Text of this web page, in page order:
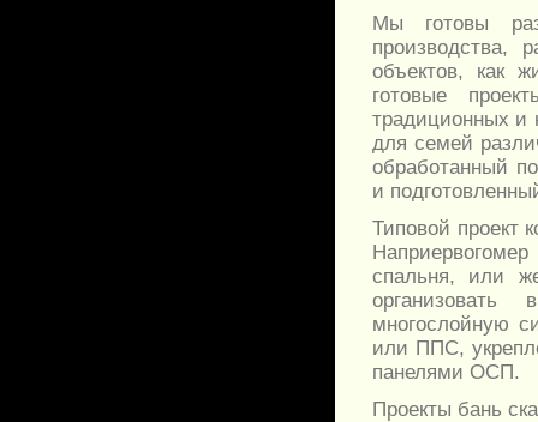
Мы готовы
производства,
объектов, как
готовые
традиционных и
для семей
обработанный
и
Типовой проект
спальня, или
многослойную
или ППС,
панелями ОСП.
Проекты бань